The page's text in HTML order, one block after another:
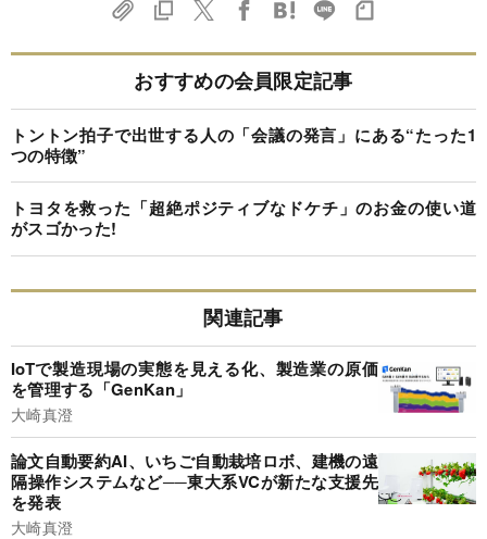
おすすめの会員限定記事
トントン拍子で出世する人の「会議の発言」にある“たった1
つの特徴”
トヨタを救った「超絶ポジティブなドケチ」のお金の使い道
がスゴかった!
関連記事
IoTで製造現場の実態を見える化、製造業の原価
を管理する「GenKan」
大崎真澄
論文自動要約AI、いちご自動栽培ロボ、建機の遠
隔操作システムなど──東大系VCが新たな支援先
を発表
大崎真澄